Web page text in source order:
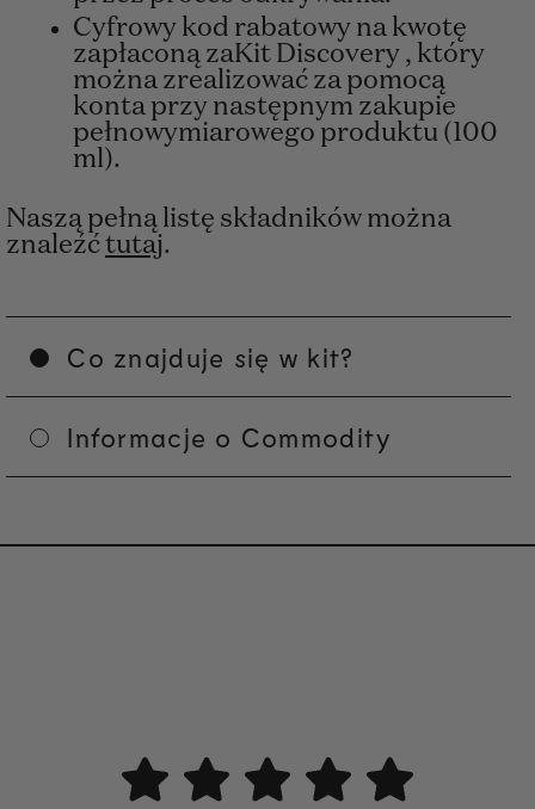
Cyfrowy kod rabatowy na kwotę
zapłaconą zaKit Discovery , który
można zrealizować za pomocą
konta przy następnym zakupie
pełnowymiarowego produktu (100
ml).
Naszą pełną listę składników można
znaleźćtutaj.
Co znajduje się w kit?
Informacje o Commodity